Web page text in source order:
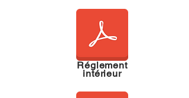
Réglement
intérieur